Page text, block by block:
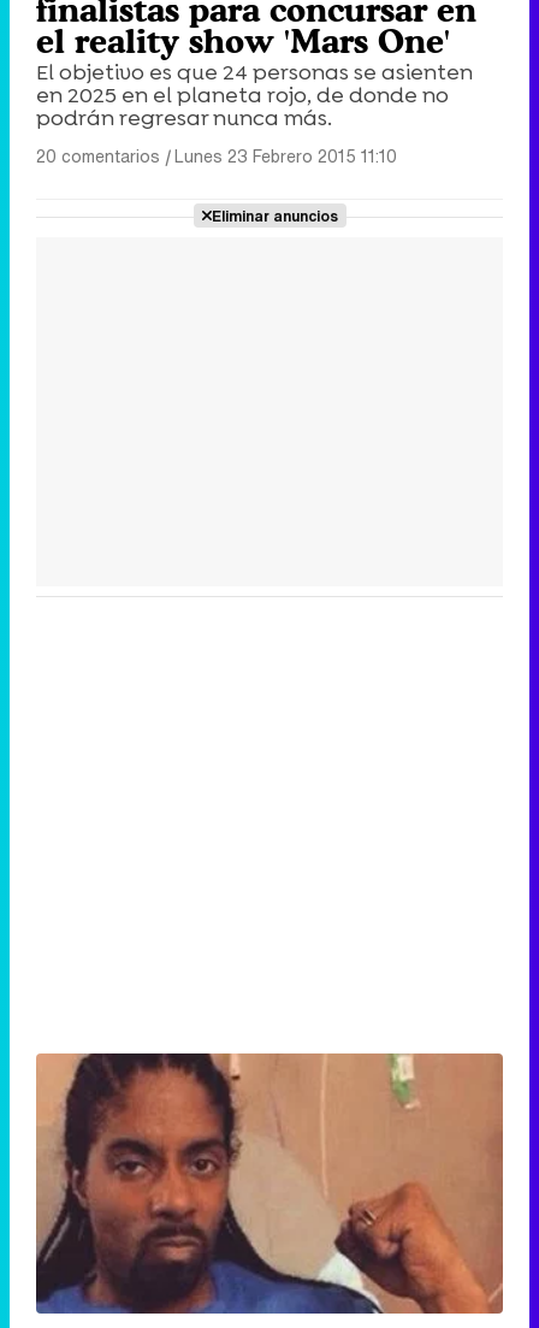
finalistas para concursar en
el reality show 'Mars One'
El objetivo es que 24 personas se asienten
en 2025 en el planeta rojo, de donde no
podrán regresar nunca más.
20 comentarios |Lunes 23 Febrero 2015 11:10
Eliminar anuncios